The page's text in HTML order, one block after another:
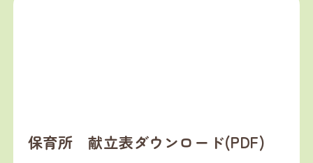
保育所 献立表ダウンロード(PDF)